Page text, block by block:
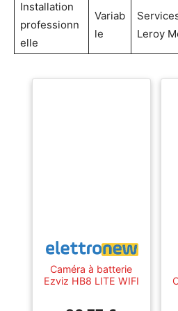
Installation
professionn
elle
Variab
le
Leroy
Caméra à batterie
Ezviz HB8 LITE WIFI